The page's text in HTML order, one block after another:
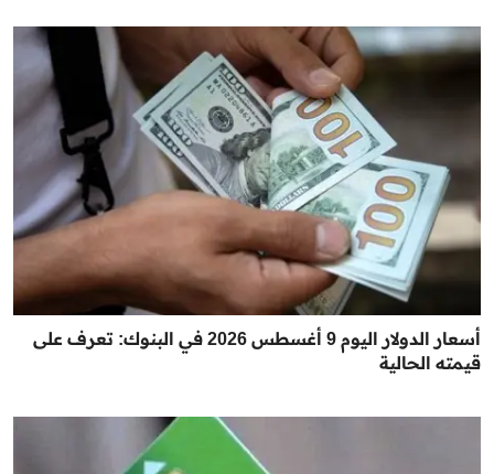
أسعار الدولار اليوم 9 أغسطس 2026 في البنوك: تعرف على
قيمته الحالية